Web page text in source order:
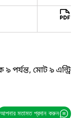
পর্যন্ত, মোট ৯ এন্ট্রি
আপনার মতামত প্রদান করুন